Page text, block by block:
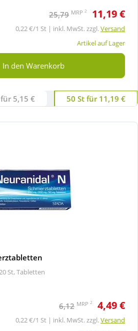
25,79 MRP 2 11,19 €
0,22 €/1 St | inkl. MwSt. zzgl.Versand
Artikel auf Lager
In den Warenkorb
5,15 € 50 St für 11,19 €
St, Tabletten
6,12 MRP 2 4,49 €
0,22 €/1 St | inkl. MwSt. zzgl.Versand